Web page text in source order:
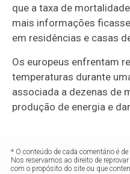
que a taxa de
mais informações
em residências e casas
Os europeus enfrentam
temperaturas durante
associada a dezenas de
produção de energia e
* O conteúdo de cada comentário é
Nos reservamos ao direito de
com o propósito do site ou que